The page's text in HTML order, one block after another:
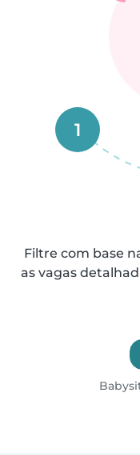
1
Filtre com base
as vagas